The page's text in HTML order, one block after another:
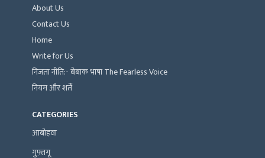
About Us
Contact Us
Home
Write for Us
निजता नीति:- बेबाक भाषा The Fearless Voice
नियम और शर्तें
CATEGORIES
आबोहवा
गुफ़्तगू